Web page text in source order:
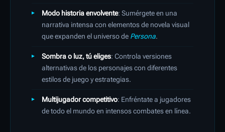
Modo historia envolvente: Sumérgete en una
narrativa intensa con elementos de novela visual
que expanden el universo de Persona.
Sombra o luz, tú eliges: Controla versiones
alternativas de los personajes con diferentes
estilos de juego y estrategias.
Multijugador competitivo: Enfréntate a jugadores
de todo el mundo en intensos combates en línea.